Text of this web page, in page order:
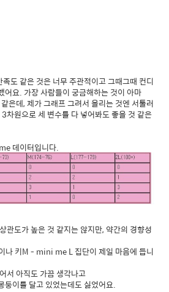
도 같은 것은 너무 주관적이고 그때그때 컨디
어요. 가장 사람들이 궁금해하는 것이 아마
은데, 제가 그래프 그려서 올리는 것엔 서툴러
차원으로 세 변수를 다 넣어봐도 좋을 것 같은
데이터입니다.
관도가 높은 것 같지는 않지만, 약간의 경향성
키M - mini me L 집단이 제일 마음에 듭니
서 아직도 가끔 생각나고
이를 달고 있었는데도 싫었어요.